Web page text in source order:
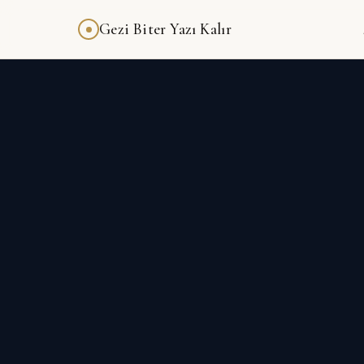
Gezi Biter Yazı Kalır